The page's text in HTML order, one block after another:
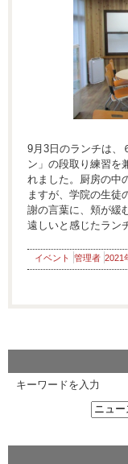
9月3日のランチは、
ン」の段取り練習を
れました。厨房の中
ますが、学院の生徒
謝の言葉に、頬が緩
遠しいと感じたラン
イベント 管理者 2021
キーワードを入力